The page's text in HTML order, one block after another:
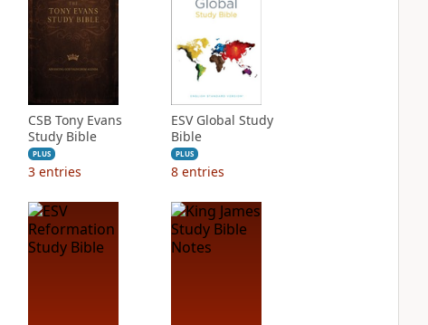
CSB Tony Evans
Study Bible
PLUS
3 entries
ESV Global Study
Bible
PLUS
8 entries